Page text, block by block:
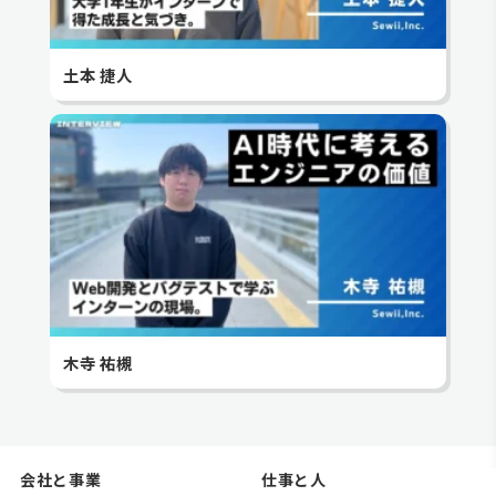
土本 捷人
木寺 祐槻
会社と事業 仕事と人